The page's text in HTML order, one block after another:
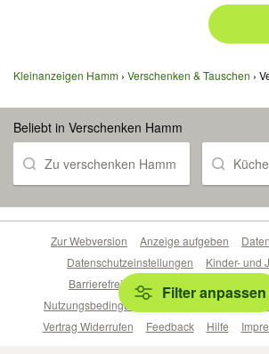
Kleinanzeigen Hamm Verschenken & Tauschen
Beliebt in Verschenken Hamm
Zu verschenken Hamm
Filter anpassen
Zur Webversion Anzeige aufgeben
Datenschutzeinstellungen
Kinder- und
Barrierefreiheitserklärung
Nutzungsbedingungen
Beliebte Suchen
Vertrag Widerrufen
Feedback Hilfe